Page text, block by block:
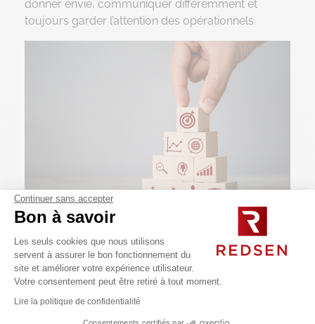
donner envie, communiquer différemment et
toujours garder l’attention des opérationnels.
3. Une utilisation détournée par le management
Attention, le management visuel ne doit pas être
utilisé comme un outil d’espionnage des résultats
opérationnels. En effet, le but du management
visuel est d’analyser les résultats pour y identifier
Continuer sans accepter
Bon à savoir
Les seuls cookies que nous utilisons
servent à assurer le bon fonctionnement du
site et améliorer votre expérience utilisateur.
Votre consentement peut être retiré à tout moment.
Lire la politique de confidentialité